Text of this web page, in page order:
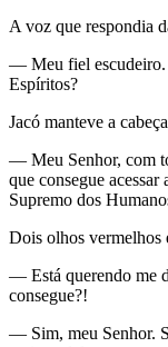
A voz que respondia
— Meu fiel escudeiro.
Espíritos?
Jacó manteve a
— Meu Senhor, com
que consegue
Supremo dos
Dois olhos vermelhos
— Está querendo me
consegue?!
— Sim, meu Senhor.